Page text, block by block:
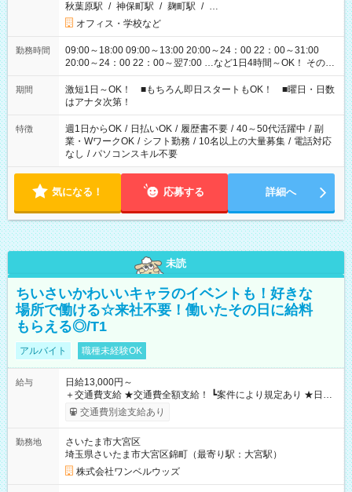
秋葉原駅 / 神保町駅 / 麹町駅 / …
オフィス・学校など
勤務時間
09:00～18:00 09:00～13:00 20:00～24：00 22：00～31:00
20:00～24：00 22：00～翌7:00 …など1日4時間～OK！ その他
シフトもございます！ お気軽にご相談ください！
期間
激短1日～OK！ ■もちろん即日スタートもOK！ ■曜日・日数
はアナタ次第！
特徴 週1日からOK / 日払いOK / 履歴書不要 / 40～50代活躍中 / 副
業・WワークOK / シフト勤務 / 10名以上の大量募集 / 電話対応
なし / パソコンスキル不要
気になる！ 応募する 詳細へ
未読
ちいさいかわいいキャラのイベントも！好きな
場所で働ける☆来社不要！働いたその日に給料
もらえる◎/T1
アルバイト 職種未経験OK
給与
日給13,000円～
＋交通費支給 ★交通費全額支給！ ┗案件により規定あり ★日払
いOK！（規定あり） ┗働いたその日に現金GET♪ お仕事後はコ
ンビニATMから 日払い分を引き落とせます！ 【試用期間】試
交通費別途支給あり
勤務地
さいたま市大宮区
埼玉県さいたま市大宮区錦町（最寄り駅：大宮駅）
株式会社ワンベルウッズ